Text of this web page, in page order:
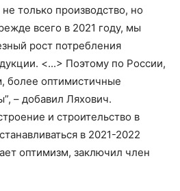
только производство, но
всего в 2021 году, мы
рост потребления
<...> Поэтому по России,
более оптимистичные
– добавил Ляхович.
и строительство в
в 2021-2022
оптимизм, заключил член